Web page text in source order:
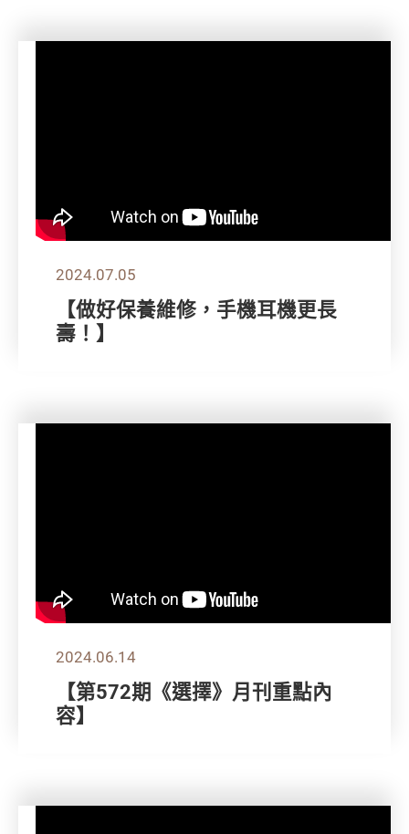
2024.07.05
【做好保養維修，手機耳機更長
壽！】
2024.06.14
【第572期《選擇》月刊重點內
容】